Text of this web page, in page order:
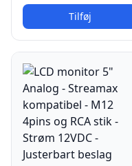
Tilføj